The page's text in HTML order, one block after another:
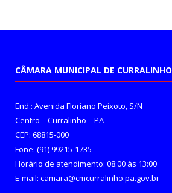
CÂMARA MUNICIPAL DE CURRALINHO
End.: Avenida Floriano Peixoto, S/N
Centro – Curralinho – PA
CEP: 68815-000
Fone: (91) 99215-1735
Horário de atendimento: 08:00 às 13:00
E-mail: camara@cmcurralinho.pa.gov.br